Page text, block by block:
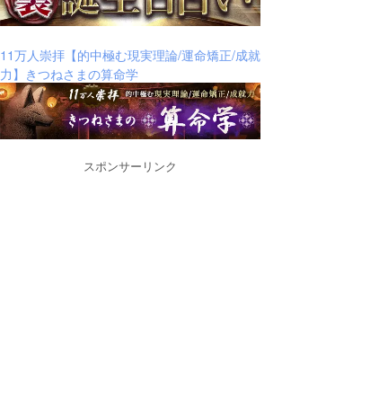
11万人崇拝【的中極む現実理論/運命矯正/成就
力】きつねさまの算命学
スポンサーリンク